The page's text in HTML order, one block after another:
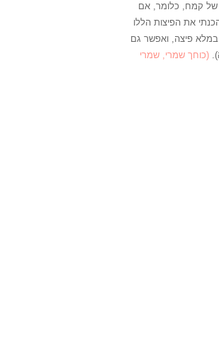
של קמח, כלומר, אם
את הפיצות הללו
במלא פיצה, ואפשר גם
(כוחך שמרי, שמרי